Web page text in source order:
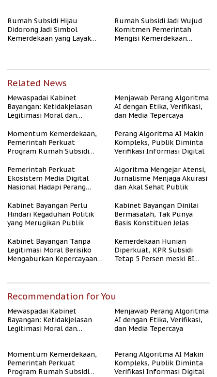
Rumah Subsidi Hijau
Didorong Jadi Simbol
Kemerdekaan yang Layak
Rumah Subsidi Jadi Wujud
Komitmen Pemerintah
Mengisi Kemerdekaan
Related News
Mewaspadai Kabinet
Bayangan: Ketidakjelasan
Legitimasi Moral dan
Menjawab Perang Algoritma
AI dengan Etika, Verifikasi,
dan Media Tepercaya
Momentum Kemerdekaan,
Pemerintah Perkuat
Program Rumah Subsidi
Berpenghasilan Rendah
Perang Algoritma AI Makin
Kompleks, Publik Diminta
Verifikasi Informasi Digital
Pemerintah Perkuat
Ekosistem Media Digital
Nasional Hadapi Perang
Algoritma Mengejar Atensi,
Jurnalisme Menjaga Akurasi
dan Akal Sehat Publik
Kabinet Bayangan Perlu
Hindari Kegaduhan Politik
yang Merugikan Publik
Kabinet Bayangan Dinilai
Bermasalah, Tak Punya
Basis Konstituen Jelas
Kabinet Bayangan Tanpa
Legitimasi Moral Berisiko
Mengaburkan Kepercayaan
Kemerdekaan Hunian
Diperkuat, KPR Subsidi
Tetap 5 Persen meski BI
Recommendation for You
Mewaspadai Kabinet
Bayangan: Ketidakjelasan
Legitimasi Moral dan
Menjawab Perang Algoritma
AI dengan Etika, Verifikasi,
dan Media Tepercaya
Momentum Kemerdekaan,
Pemerintah Perkuat
Program Rumah Subsidi
Perang Algoritma AI Makin
Kompleks, Publik Diminta
Verifikasi Informasi Digital